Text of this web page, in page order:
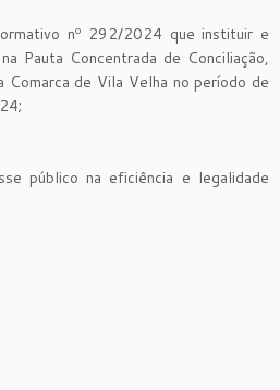
nº 292/2024 que instituir e
Pauta Concentrada de Conciliação,
Comarca de Vila Velha no período de
público na eficiência e legalidade